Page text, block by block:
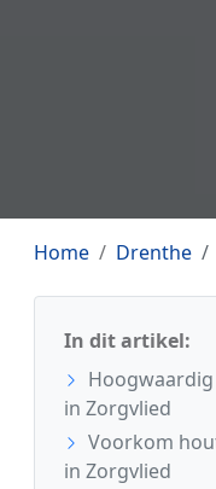
Home Drenthe
In dit artikel:
in Zorgvlied
Voorkom
in Zorgvlied